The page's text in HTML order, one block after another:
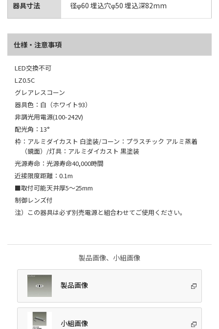
器具寸法 径φ60 埋込穴φ50 埋込深82mm
仕様・注意事項
LED交換不可
LZ0.5C
グレアレスコーン
器具色：白（ホワイト93）
非調光用電源(100-242V)
配光角：13°
枠：アルミダイカスト 白塗装/コーン：プラスチック アルミ蒸着
（鏡面）/灯具：アルミダイカスト 黒塗装
光源寿命：光源寿命40,000時間
近接限度距離：0.1m
■取付可能天井厚5～25mm
制御レンズ付
注）この器具は必ず別売電源と組合わせてご使用ください。
製品画像、小組画像
製品画像
小組画像